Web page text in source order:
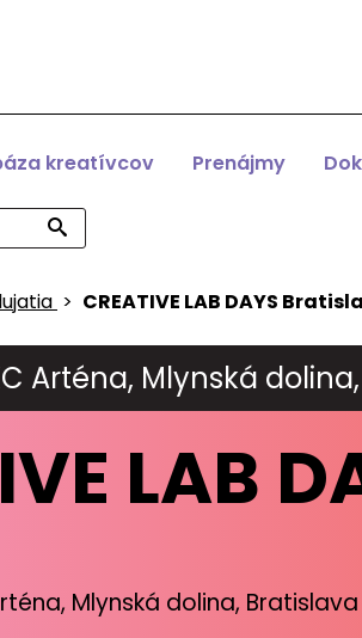
kreatívcov Prenájmy
> CREATIVE LAB DAYS
Arténa, Mlynská
LAB
Mlynská dolina, Bratislava